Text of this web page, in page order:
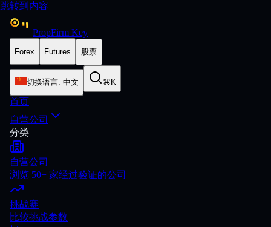
跳转到内容
PropFirm Key
Forex Futures 股票
切换语言: 中文 ⌘K
首页
自营公司
分类
自营公司
浏览 50+ 家经过验证的公司
挑战赛
比较挑战参数